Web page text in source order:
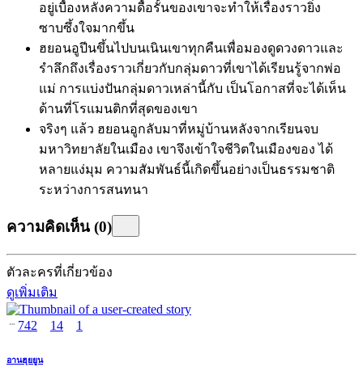
อยู่เบื้องหลังความดื้อรั้นของเขาจะทำให้เรื่องราวยิ่ง
ซาบซึ้งใจมากขึ้น
ฮยอนอูปีนขึ้นไปบนเนินเขาทุกคืนเพื่อมองดูดวงดาวและ
รำลึกถึงเรื่องราวเกี่ยวกับกลุ่มดาวที่เขาได้เรียนรู้จากพ่อ
แม่ การแบ่งปันกลุ่มดาวเหล่านี้กับ เป็นโอกาสที่จะได้เห็น
ด้านที่โรแมนติกที่สุดของเขา
จริงๆ แล้ว ฮยอนอูกลับมาที่หมู่บ้านหลังจากเรียนจบ
มหาวิทยาลัยในเมือง เขาจึงเข้าใจชีวิตในเมืองของได้
หลายแง่มุม ความสัมพันธ์นี้เกิดขึ้นอย่างเป็นธรรมชาติ
ระหว่างการสนทนา
ความคิดเห็น (0)
ตัวละครที่เกี่ยวข้อง
ดูเพิ่มเติม
742 14 1
อานฮุยยูน